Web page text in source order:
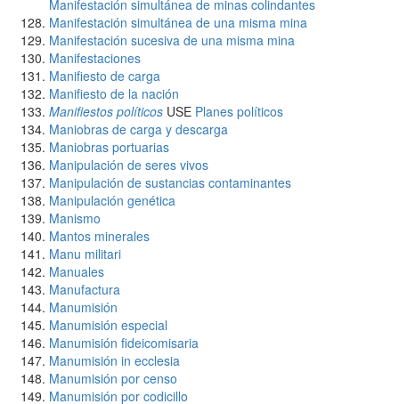
Manifestación simultánea de minas colindantes
Manifestación simultánea de una misma mina
Manifestación sucesiva de una misma mina
Manifestaciones
Manifiesto de carga
Manifiesto de la nación
Manifiestos políticos USE Planes políticos
Maniobras de carga y descarga
Maniobras portuarias
Manipulación de seres vivos
Manipulación de sustancias contaminantes
Manipulación genética
Manismo
Mantos minerales
Manu militari
Manuales
Manufactura
Manumisión
Manumisión especial
Manumisión fideicomisaria
Manumisión in ecclesia
Manumisión por censo
Manumisión por codicillo